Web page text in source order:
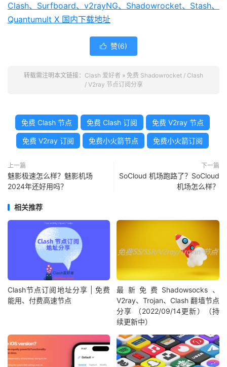
Clash、Surfboard、v2rayNG、Shadowrocket、Stash、
Quantumult X 国内下载地址
 赞(6)
转载需注明本文链接： Clash 爱好者 » 免费 Shadowrocket / Clash
/ V2ray 节点订阅分享
免费 Clash 节点 免费 Clash 订阅 免费 V2ray 节点
免费 V2ray 订阅 免费小火箭节点 免费小火箭订阅
上一篇
魅影极速怎么样？魅影机场
2024年还好用吗？
下一篇
SoCloud 机场跑路了？SoCloud
机场怎么样？
相关推荐
Clash节点订阅地址分享 | 免费
能用、付费高速节点
最新免费Shadowsocks、
V2ray、Trojan、Clash 翻墙节点
分享 （2022/09/14更新）（持
续更新中）